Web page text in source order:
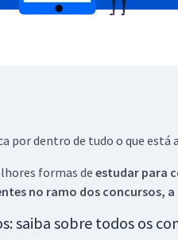
por dentro de tudo o que está
formas deestudar para
no ramo dos concursos, a
saiba sobre todos os